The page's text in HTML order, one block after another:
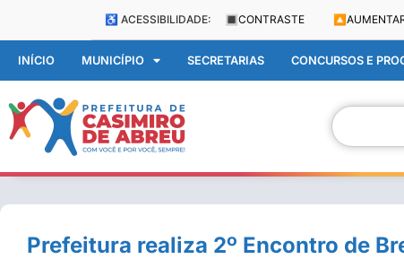
♿ ACESSIBILIDADE: 🔳 CONTRASTE 🔼
INÍCIO MUNICÍPIO SECRETARIAS CONCURSOS E
Prefeitura realiza 2º Encontro de